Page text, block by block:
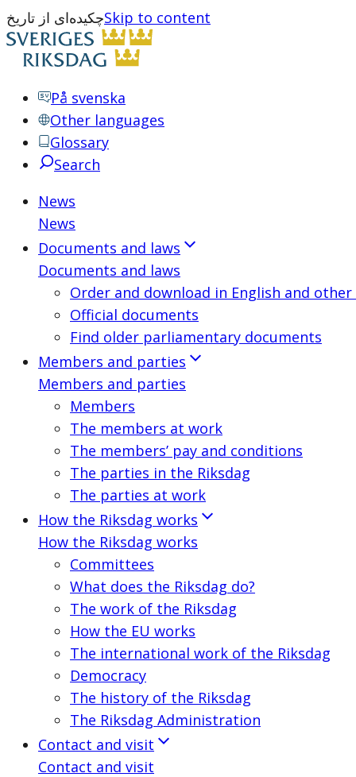
چکیده‌ای از تاریخSkip to content
På svenska
Other languages
Glossary
Search
News
News
Documents and laws
Documents and laws
Order and download in English and other
Official documents
Find older parliamentary documents
Members and parties
Members and parties
Members
The members at work
The members’ pay and conditions
The parties in the Riksdag
The parties at work
How the Riksdag works
How the Riksdag works
Committees
What does the Riksdag do?
The work of the Riksdag
How the EU works
The international work of the Riksdag
Democracy
The history of the Riksdag
The Riksdag Administration
Contact and visit
Contact and visit